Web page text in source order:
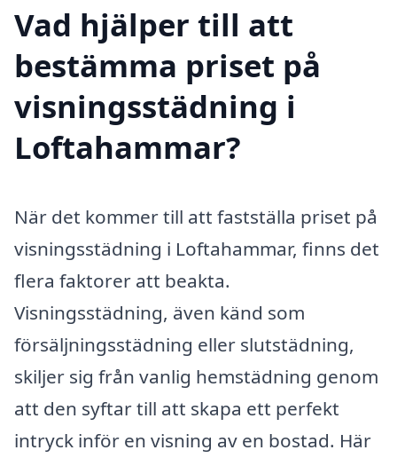
Vad hjälper till att
bestämma priset på
visningsstädning i
Loftahammar?
När det kommer till att fastställa priset på
visningsstädning i Loftahammar, finns det
flera faktorer att beakta.
Visningsstädning, även känd som
försäljningsstädning eller slutstädning,
skiljer sig från vanlig hemstädning genom
att den syftar till att skapa ett perfekt
intryck inför en visning av en bostad. Här